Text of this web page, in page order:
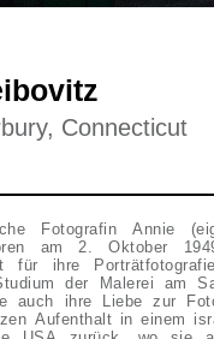
Connecticut
Fotografin Annie
am 2. Oktober
für ihre
der Malerei am
auch ihre Liebe zur
Aufenthalt in einem